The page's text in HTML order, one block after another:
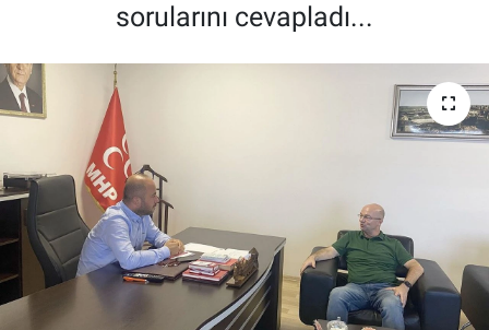
sorularını cevapladı...